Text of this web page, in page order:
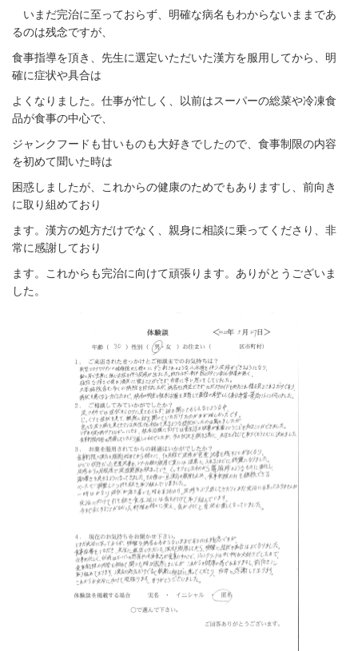
いまだ完治に至っておらず、明確な病名もわからないままであ
るのは残念ですが、
食事指導を頂き、先生に選定いただいた漢方を服用してから、明
確に症状や具合は
よくなりました。仕事が忙しく、以前はスーパーの総菜や冷凍食
品が食事の中心で、
ジャンクフードも甘いものも大好きでしたので、食事制限の内容
を初めて聞いた時は
困惑しましたが、これからの健康のためでもありますし、前向き
に取り組めており
ます。漢方の処方だけでなく、親身に相談に乗ってくださり、非
常に感謝しており
ます。これからも完治に向けて頑張ります。ありがとうございま
した。